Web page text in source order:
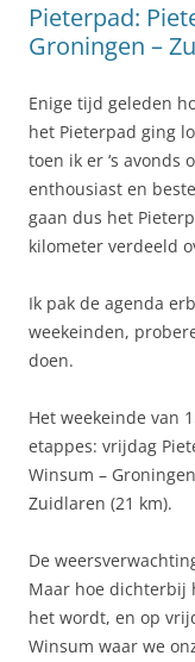
Pieterpad:
Groningen –
Enige tijd geleden
het Pieterpad ging
toen ik er ‘s avonds
enthousiast en
gaan dus het
kilometer verdeeld
Ik pak de agenda
weekeinden,
doen.
Het weekeinde van
etappes: vrijdag
Winsum –
Zuidlaren (21 km).
De
Maar hoe dichterbij
het wordt, en op
Winsum waar we